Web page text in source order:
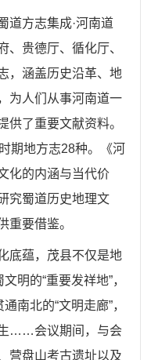
道方志集成·河南道
、贵德厅、循化厅、
，涵盖历史沿革、地
为人们从事河南道一
供了重要文献资料。
期地方志28种。《河
化的内涵与当代价
究蜀道历史地理文
重要借鉴。
底蕴，茂县不仅是地
文明的“重要发祥地”，
通南北的“文明走廊”，
……会议期间，与会
营盘山考古遗址以及